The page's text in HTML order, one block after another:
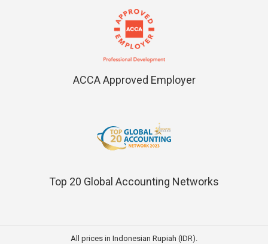
ACCA Approved Employer
Top 20 Global Accounting Networks
All prices in Indonesian Rupiah (IDR).